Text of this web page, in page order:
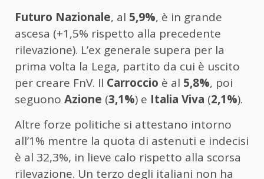
Futuro Nazionale, al 5,9%, è in grande
ascesa (+1,5% rispetto alla precedente
rilevazione). L’ex generale supera per la
prima volta la Lega, partito da cui è uscito
per creare FnV. Il Carroccio è al 5,8%, poi
seguono Azione (3,1%) e Italia Viva (2,1%).
Altre forze politiche si attestano intorno
all’1% mentre la quota di astenuti e indecisi
è al 32,3%, in lieve calo rispetto alla scorsa
rilevazione. Un terzo degli italiani non ha